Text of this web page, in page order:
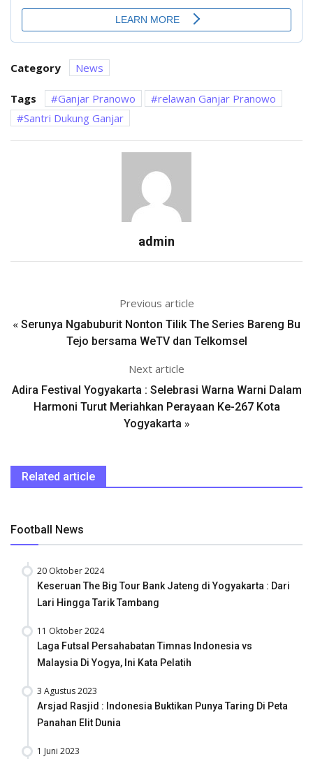
Category News
Tags Ganjar Pranowo
relawan Ganjar Pranowo
Santri Dukung Ganjar
admin
Previous article
« Serunya Ngabuburit Nonton Tilik The Series Bareng Bu
Tejo bersama WeTV dan Telkomsel
Next article
Adira Festival Yogyakarta : Selebrasi Warna Warni Dalam
Harmoni Turut Meriahkan Perayaan Ke-267 Kota
Yogyakarta »
Related article
Football News
20 Oktober 2024
Keseruan The Big Tour Bank Jateng di Yogyakarta : Dari
Lari Hingga Tarik Tambang
11 Oktober 2024
Laga Futsal Persahabatan Timnas Indonesia vs
Malaysia Di Yogya, Ini Kata Pelatih
3 Agustus 2023
Arsjad Rasjid : Indonesia Buktikan Punya Taring Di Peta
Panahan Elit Dunia
1 Juni 2023